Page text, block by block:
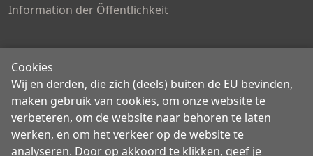
Cookies
Wij en derden, die zich (deels) buiten de EU bevinden,
maken gebruik van cookies, om onze website te
verbeteren, om de website naar behoren te laten
werken, en om het verkeer op de website te
analyseren. Door op akkoord te klikken, geef je
Information der Öffentlichkeit
Account
Mijn account
Bestellingen en Retouren
Privacy